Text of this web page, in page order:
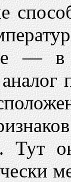
— в
Тут